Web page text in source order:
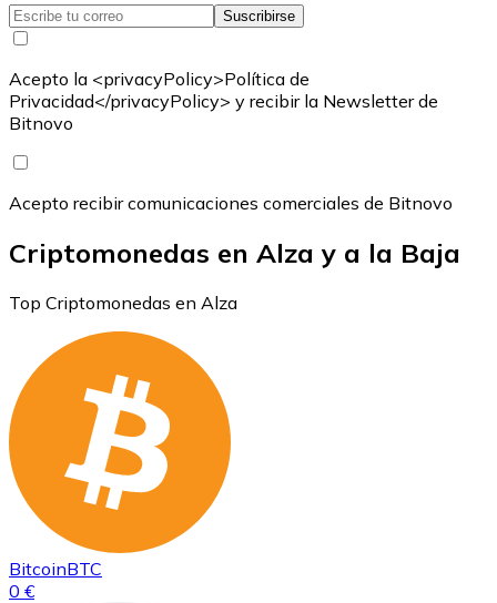
Suscribirse
Acepto la <privacyPolicy>Política de
Privacidad</privacyPolicy> y recibir la Newsletter de
Bitnovo
Acepto recibir comunicaciones comerciales de Bitnovo
Criptomonedas en Alza y a la Baja
Top Criptomonedas en Alza
BitcoinBTC
0 €